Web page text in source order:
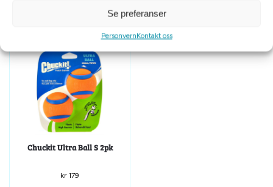
Se preferanser
PersonvernKontakt oss
Chuckit Ultra Ball S 2pk
kr 179